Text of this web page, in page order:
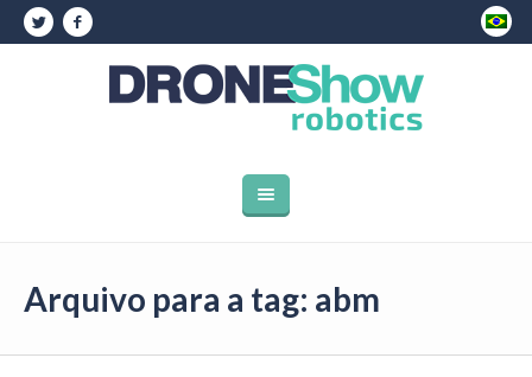
Arquivo para a tag: abm